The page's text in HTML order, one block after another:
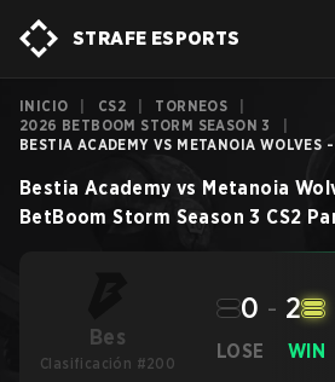
STRAFE ESPORTS
INICIO CS2 TORNEOS
2026 BETBOOM STORM SEASON 3
BESTIA ACADEMY VS METANOIA WOLVES
Bestia Academy vs Metanoia
BetBoom Storm Season 3 CS2
Bes
Clasificación #200
LOSE
0 - 2
WIN